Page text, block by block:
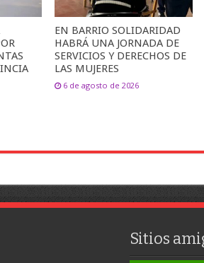
EN BARRIO SOLIDARIDAD
HABRÁ UNA JORNADA DE
SERVICIOS Y DERECHOS DE
LAS MUJERES
6 de agosto de 2026
Sitios